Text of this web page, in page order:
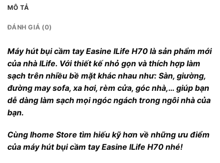
MÔ TẢ
ĐÁNH GIÁ (0)
Máy hút bụi cầm tay Easine ILife H70 là sản phẩm mới
của nhà ILife. Với thiết kế nhỏ gọn và thích hợp làm
sạch trên nhiều bề mặt khác nhau như: Sàn, giường,
đường may sofa, xa hơi, rèm cửa, góc nhà,… giúp bạn
dễ dàng làm sạch mọi ngóc ngách trong ngôi nhà của
bạn.
Cùng Ihome Store tìm hiếu kỹ hơn về những ưu điểm
của máy hút bụi cầm tay Easine ILife H70 nhé!